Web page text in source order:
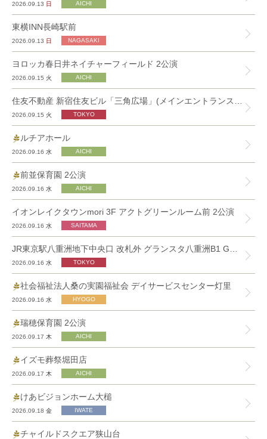
2026.09.13 日
東横INN長崎駅前
2026.09.13 日
ヨロッカ春日井ネイチャーフィールド 2公演
2026.09.15 火
2026.09.15 火
ルチアホール
2026.09.16 水
前並保育園 2公演
2026.09.16 水
イオンレイクタウンmori 3F アクトグリーンルーム前 2公演
2026.09.16 水
2026.09.16 水
社会福祉法人桑の実園福祉会 デイサービスセンター灯里
2026.09.16 水
瑞穂保育園 2公演
2026.09.17 木
イズモ葬祭堀田店
2026.09.17 木
けあビジョンホーム大槌
2026.09.18 金
チャイルドスクエア狭山台